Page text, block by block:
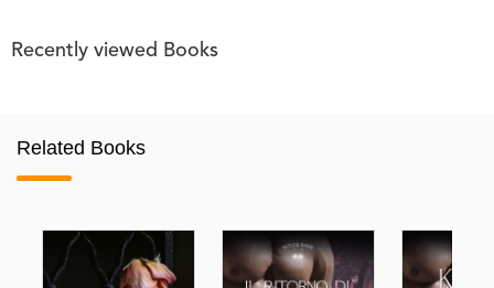
Recently viewed Books
Related Books